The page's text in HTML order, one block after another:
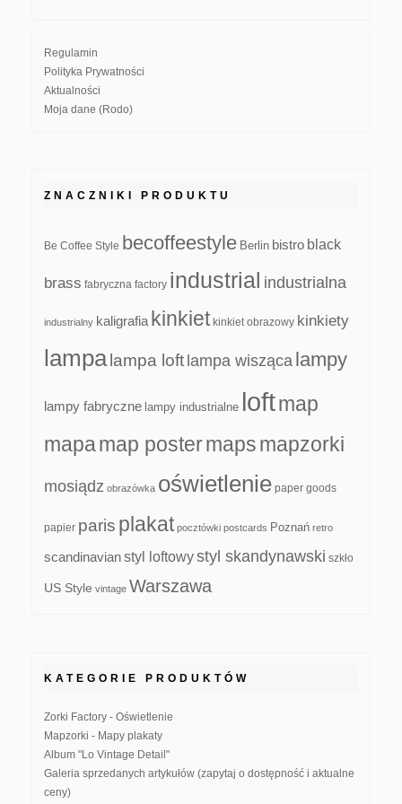
Regulamin
Polityka Prywatności
Aktualności
Moja dane (Rodo)
ZNACZNIKI PRODUKTU
Be Coffee Style becoffeestyle Berlin bistro black
brass fabryczna factory industrial industrialna
industrialny kaligrafia kinkiet kinkiet obrazowy kinkiety
lampalampa loft lampa wisząca lampy
lampy fabryczne lampy industrialne loftmap
mapamap postermapsmapzorki
mosiądz obrazówka oświetlenie paper goods
papier paris plakat pocztówki postcards Poznań retro
scandinavianstyl loftowystyl skandynawski szkło
US Style vintage Warszawa
KATEGORIE PRODUKTÓW
Zorki Factory - Oświetlenie
Mapzorki - Mapy plakaty
Album "Lo Vintage Detail"
Galeria sprzedanych artykułów (zapytaj o dostępność i aktualne
ceny)